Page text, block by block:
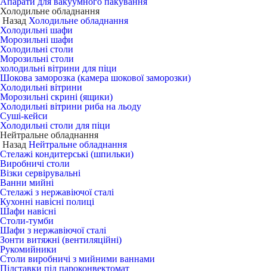
Холодильне обладнання
Назад Холодильне обладнання
Холодильні шафи
Морозильні шафи
Холодильні столи
Морозильні столи
холодильні вітрини для піци
Шокова заморозка (камера шокової заморозки)
Холодильні вітрини
Морозильні скрині (ящики)
Холодильні вітрини риба на льоду
Суші-кейси
Холодильні столи для піци
Нейтральне обладнання
Назад Нейтральне обладнання
Стелажі кондитерські (шпильки)
Виробничі столи
Візки сервірувальні
Ванни мийні
Стелажі з нержавіючої сталі
Кухонні навісні полиці
Шафи навісні
Столи-тумби
Шафи з нержавіючої сталі
Зонти витяжні (вентиляційні)
Рукомийники
Столи виробничі з мийними ваннами
Підставки під пароконвектомат